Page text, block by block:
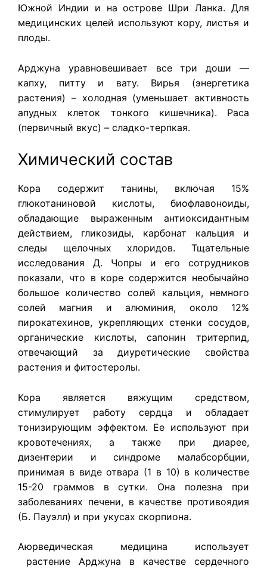
Южной Индии и на острове Шри Ланка. Для
медицинских целей используют кору, листья и
плоды.
Арджуна уравновешивает все три доши —
капху, питту и вату. Вирья (энергетика
растения) – холодная (уменьшает активность
апудных клеток тонкого кишечника). Раса
(первичный вкус) – сладко-терпкая.
Химический состав
Кора содержит танины, включая 15%
глюкотаниновой кислоты, биофлавоноиды,
обладающие выраженным антиоксидантным
действием, гликозиды, карбонат кальция и
следы щелочных хлоридов. Тщательные
исследования Д. Чопры и его сотрудников
показали, что в коре содержится необычайно
большое количество солей кальция, немного
солей магния и алюминия, около 12%
пирокатехинов, укрепляющих стенки сосудов,
органические кислоты, сапонин тритерпид,
отвечающий за диуретические свойства
растения и фитостеролы.
Кора является вяжущим средством,
стимулирует работу сердца и обладает
тонизирующим эффектом. Ее используют при
кровотечениях, а также при диарее,
дизентерии и синдроме малабсорбции,
принимая в виде отвара (1 в 10) в количестве
15-20 граммов в сутки. Она полезна при
заболеваниях печени, в качестве противоядия
(Б. Пауэлл) и при укусах скорпиона.
Аюрведическая медицина использует
растение Арджуна в качестве сердечного